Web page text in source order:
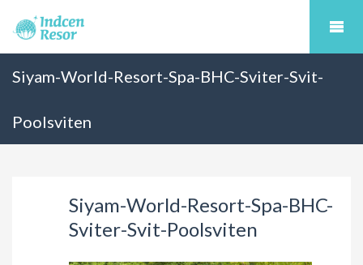
Siyam-World-Resort-Spa-BHC-Sviter-Svit-
Poolsviten
Siyam-World-Resort-Spa-BHC-
Sviter-Svit-Poolsviten